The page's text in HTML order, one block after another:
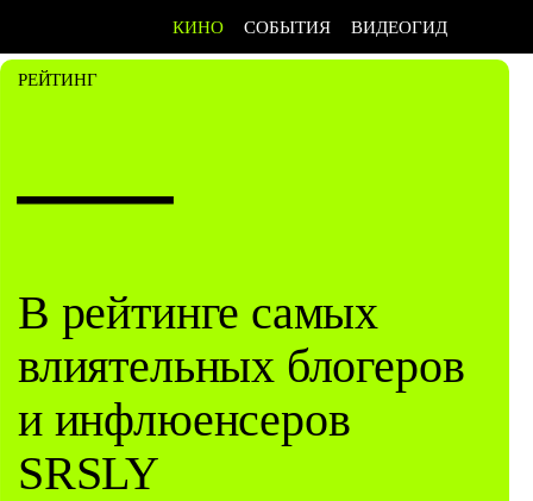
КИНО СОБЫТИЯ ВИДЕОГИД
РЕЙТИНГ
—
В рейтинге самых
влиятельных блогеров
и инфлюенсеров
SRSLY